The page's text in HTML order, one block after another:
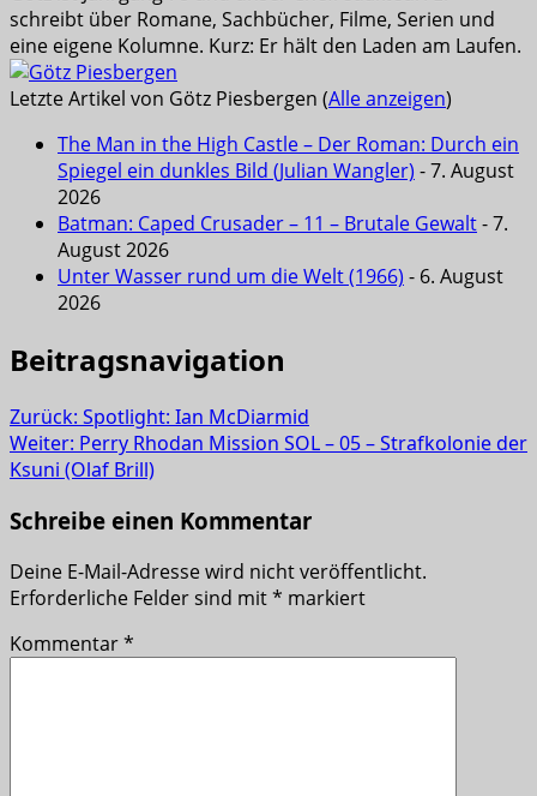
schreibt über Romane, Sachbücher, Filme, Serien und
eine eigene Kolumne. Kurz: Er hält den Laden am Laufen.
Letzte Artikel von Götz Piesbergen (Alle anzeigen)
The Man in the High Castle – Der Roman: Durch ein
Spiegel ein dunkles Bild (Julian Wangler) - 7. August
2026
Batman: Caped Crusader – 11 – Brutale Gewalt- 7.
August 2026
Unter Wasser rund um die Welt (1966) - 6. August
2026
Beitragsnavigation
Zurück: Spotlight: Ian McDiarmid
Weiter: Perry Rhodan Mission SOL – 05 – Strafkolonie der
Ksuni (Olaf Brill)
Schreibe einen Kommentar
Deine E-Mail-Adresse wird nicht veröffentlicht.
Erforderliche Felder sind mit* markiert
Kommentar*